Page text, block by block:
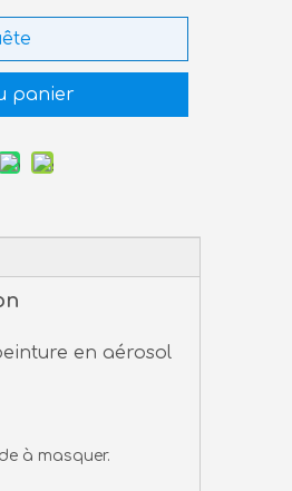
panier
en aérosol
à masquer.